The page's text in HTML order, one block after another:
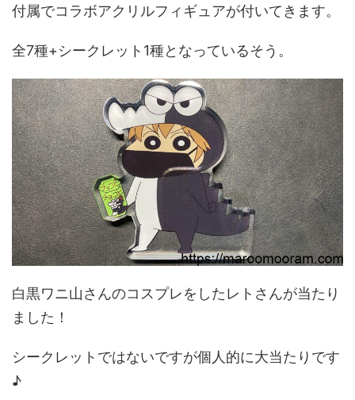
付属でコラボアクリルフィギュアが付いてきます。
全7種+シークレット1種となっているそう。
白黒ワニ山さんのコスプレをしたレトさんが当たり
ました！
シークレットではないですが個人的に大当たりです
♪